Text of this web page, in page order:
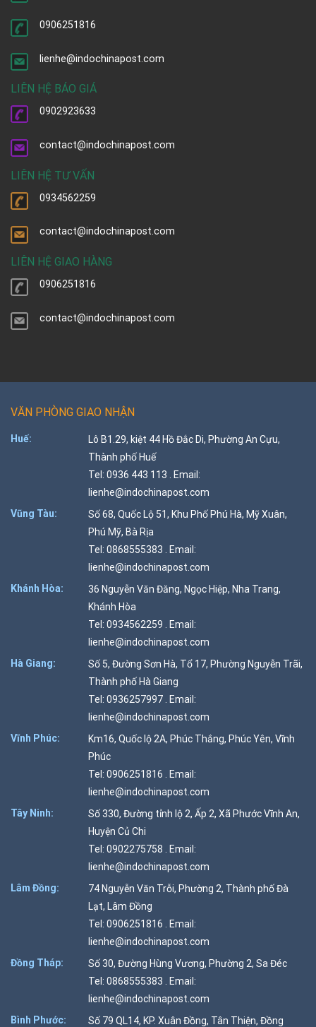
0906251816
lienhe@indochinapost.com
LIÊN HỆ BÁO GIÁ
0902923633
contact@indochinapost.com
LIÊN HỆ TƯ VẤN
0934562259
contact@indochinapost.com
LIÊN HỆ GIAO HÀNG
0906251816
contact@indochinapost.com
VĂN PHÒNG GIAO NHẬN
Huế:
Lô B1.29, kiệt 44 Hồ Đắc Di, Phường An Cựu,
Thành phố Huế
Tel: 0936 443 113 . Email:
lienhe@indochinapost.com
Vũng Tàu:
Số 68, Quốc Lộ 51, Khu Phố Phú Hà, Mỹ Xuân,
Phú Mỹ, Bà Rịa
Tel: 0868555383 . Email:
lienhe@indochinapost.com
Khánh Hòa:
36 Nguyễn Văn Đăng, Ngọc Hiệp, Nha Trang,
Khánh Hòa
Tel: 0934562259 . Email:
lienhe@indochinapost.com
Hà Giang:
Số 5, Đường Sơn Hà, Tổ 17, Phường Nguyễn Trãi,
Thành phố Hà Giang
Tel: 0936257997 . Email:
lienhe@indochinapost.com
Vĩnh Phúc:
Km16, Quốc lộ 2A, Phúc Thắng, Phúc Yên, Vĩnh
Phúc
Tel: 0906251816 . Email:
lienhe@indochinapost.com
Tây Ninh:
Số 330, Đường tỉnh lộ 2, Ấp 2, Xã Phước Vĩnh An,
Huyện Củ Chi
Tel: 0902275758 . Email:
lienhe@indochinapost.com
Lâm Đồng:
74 Nguyễn Văn Trỗi, Phường 2, Thành phố Đà
Lạt, Lâm Đồng
Tel: 0906251816 . Email:
lienhe@indochinapost.com
Đồng Tháp:
Số 30, Đường Hùng Vương, Phường 2, Sa Đéc
Tel: 0868555383 . Email:
lienhe@indochinapost.com
Bình Phước:
Số 79 QL14, KP. Xuân Đồng, Tân Thiện, Đồng